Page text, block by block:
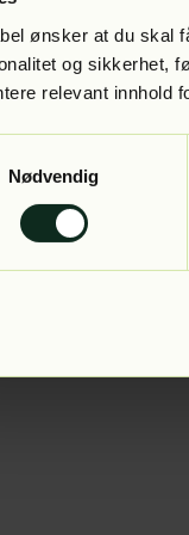
ønsker at du skal
og sikkerhet,
relevant innhold
Nødvendig
Application